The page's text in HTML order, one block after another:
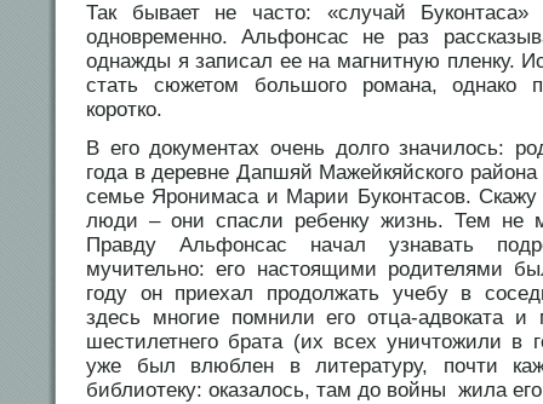
Так бывает не часто: «случай
одновременно. Альфонсас не раз
однажды я записал ее на магнитную пленку.
стать сюжетом большого романа, однако
коротко.
В его документах очень долго значилось:
года в деревне Дапшяй Мажейкяйского
семье Яронимаса и Марии Буконтасов.
люди – они спасли ребенку жизнь. Тем не
Правду Альфонсас начал узнавать
мучительно: его настоящими родителями
году он приехал продолжать учебу в
здесь многие помнили его отца-адвоката и
шестилетнего брата (их всех уничтожили в
уже был влюблен в литературу, почти
библиотеку: оказалось, там до войны жила